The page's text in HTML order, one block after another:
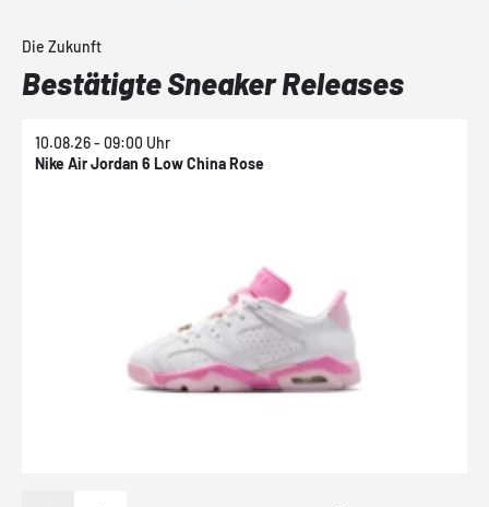
Die Zukunft
Bestätigte Sneaker Releases
10.08.26 - 09:00 Uhr
Nike Air Jordan 6 Low China Rose